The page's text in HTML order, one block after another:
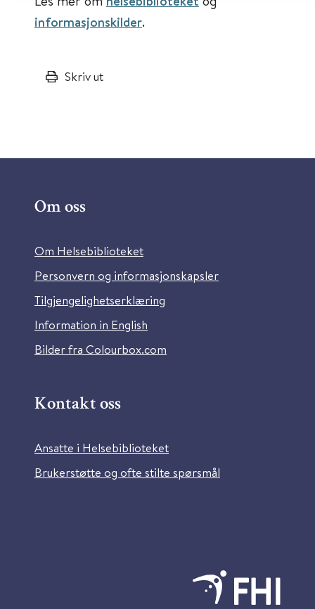
informasjonskilder.
Skriv ut
Om oss
Om Helsebiblioteket
Personvern og informasjonskapsler
Tilgjengelighetserklæring
Information in English
Bilder fra Colourbox.com
Kontakt oss
Ansatte i Helsebiblioteket
Brukerstøtte og ofte stilte spørsmål